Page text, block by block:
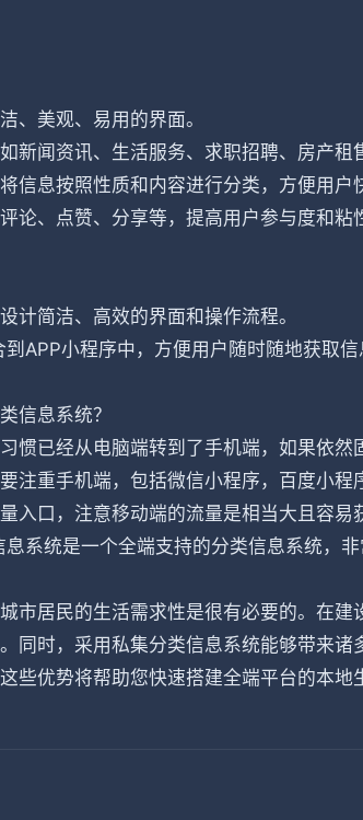
、美观、易用的界面。
新闻资讯、生活服务、求职招聘、房产租
信息按照性质和内容进行分类，方便用户
论、点赞、分享等，提高用户参与度和粘
计简洁、高效的界面和操作流程。
APP小程序中，方便用户随时随地获取信
信息系统？
惯已经从电脑端转到了手机端，如果依然
注重手机端，包括微信小程序，百度小程
入口，注意移动端的流量是相当大且容易
系统是一个全端支持的分类信息系统，非
市居民的生活需求性是很有必要的。在建
同时，采用私集分类信息系统能够带来诸
些优势将帮助您快速搭建全端平台的本地